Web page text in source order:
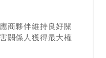
商夥伴維持良好關
關係人獲得最大權